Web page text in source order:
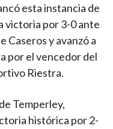
esta instancia de
victoria por 3-0 ante
Caseros y avanzó a
por el vencedor del
Riestra.
Temperley,
histórica por 2-